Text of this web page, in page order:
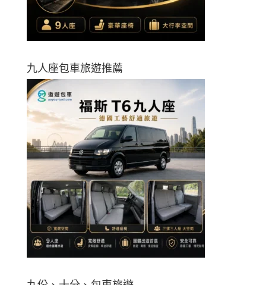
九人座包車旅遊推薦